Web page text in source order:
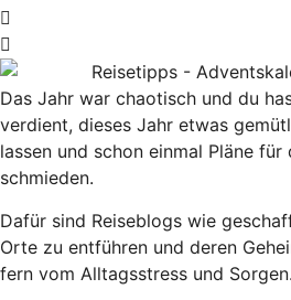
Das Jahr war chaotisch und du
verdient, dieses Jahr etwas
lassen und schon einmal Pläne
schmieden.
Dafür sind Reiseblogs wie
Orte zu entführen und deren
fern vom Alltagsstress und Sorgen.